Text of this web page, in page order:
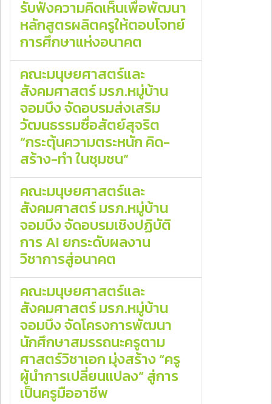
รับฟังความคิดเห็นเพื่อพัฒนา
หลักสูตรผลิตครูให้ตอบโจทย์
การศึกษาแห่งอนาคต
คณะมนุษยศาสตร์และ
สังคมศาสตร์ มรภ.หมู่บ้าน
จอมบึง จัดอบรมส่งเสริม
วัฒนธรรมซื่อสัตย์สุจริต
“กระตุ้นความตระหนัก คิด-
สร้าง-ทำ ในชุมชน”
คณะมนุษยศาสตร์และ
สังคมศาสตร์ มรภ.หมู่บ้าน
จอมบึง จัดอบรมเชิงปฏิบัติ
การ AI ยกระดับผลงาน
วิชาการสู่อนาคต
คณะมนุษยศาสตร์และ
สังคมศาสตร์ มรภ.หมู่บ้าน
จอมบึง จัดโครงการพัฒนา
นักศึกษาสมรรถนะครูตาม
ศาสตร์วิชาเอก มุ่งสร้าง “ครู
ผู้นำการเปลี่ยนแปลง” สู่การ
เป็นครูมืออาชีพ